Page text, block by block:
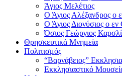
Άγιος Μελέτιος
Ο Άγιος Αλέξανδρος ο
Ο Άγιος Διονύσιος ο
Όσιος Γεώργιος
Θρησκευτικά Μνημεία
Πολιτισμός
“Βαρνάβειος”
Εκκλησιαστικό